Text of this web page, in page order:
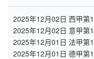
2025年12月02日 西甲第
2025年12月02日 意甲第
2025年12月01日 法甲第
2025年12月01日 德甲第